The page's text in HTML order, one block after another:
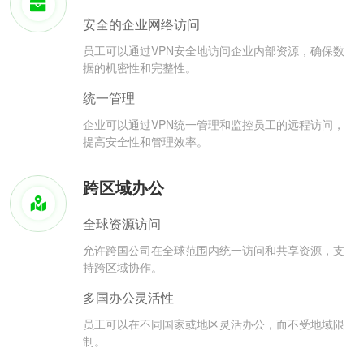
安全的企业网络访问
员工可以通过VPN安全地访问企业内部资源，确保数
据的机密性和完整性。
统一管理
企业可以通过VPN统一管理和监控员工的远程访问，
提高安全性和管理效率。
跨区域办公
全球资源访问
允许跨国公司在全球范围内统一访问和共享资源，支
持跨区域协作。
多国办公灵活性
员工可以在不同国家或地区灵活办公，而不受地域限
制。